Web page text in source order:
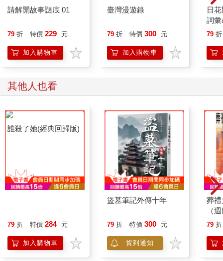
羅每天在店裡喝掉一瓶紅酒，然後將瓶子當作戰利品，擺在一個
因馬塞爾．杜象而得以流傳後世的刺蝟造型瀝水架上。他獨自舉
請解開故事謎底 01
79 折 特價 229 元
加入購物車
臺灣漫遊錄
79 折 特價 300 元
加入購物車
日
詞
79 折
其他人也看
79 折 特價 284 元
加入購物車
盜墓筆記外傳十年
79 折 特價 300 元
貨到通知
葬
（
79 折